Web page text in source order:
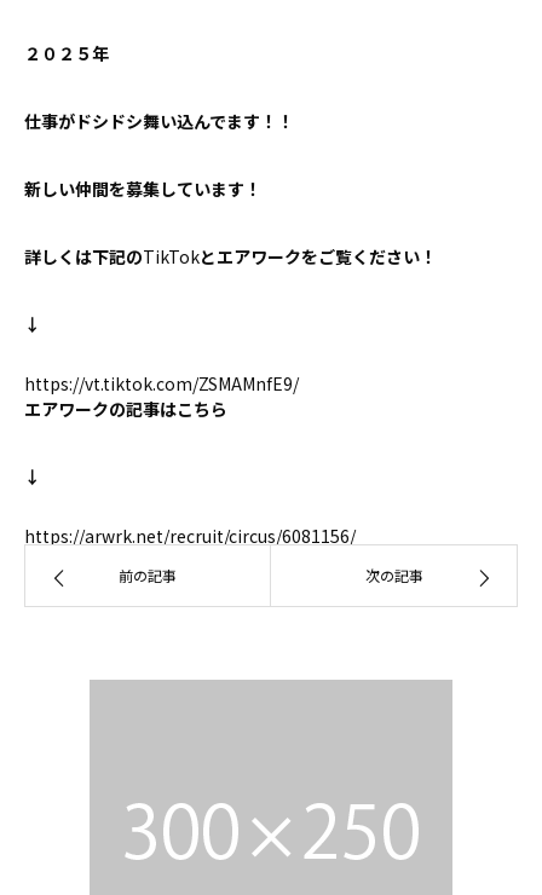
２０２５年
仕事がドシドシ舞い込んでます！！
新しい仲間を募集しています！
詳しくは下記のTikTokとエアワークをご覧ください！
↓
https://vt.tiktok.com/ZSMAMnfE9/
エアワークの記事はこちら
↓
https://arwrk.net/recruit/circus/6081156/
前の記事 次の記事